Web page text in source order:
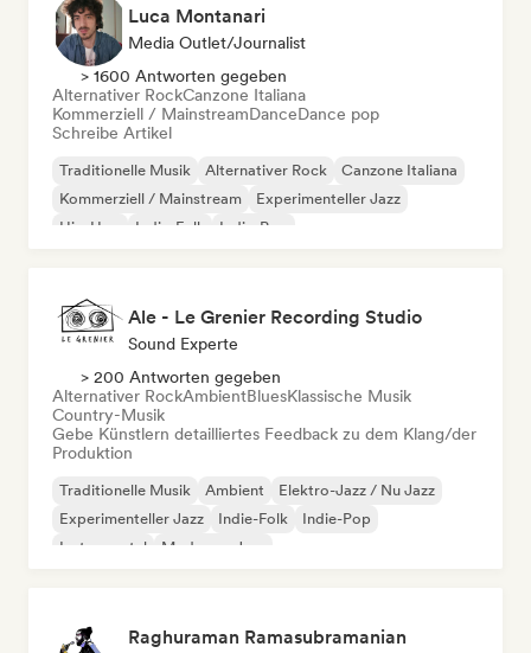
Luca Montanari
Media Outlet/Journalist
> 1600 Antworten gegeben
Alternativer RockCanzone Italiana
Kommerziell / MainstreamDanceDance pop
Schreibe Artikel
Traditionelle Musik Alternativer Rock
Canzone Italiana
Kommerziell / Mainstream
Experimenteller Jazz
Hip-Hop
Indie-Folk Indie-Pop
Ale - Le Grenier Recording Studio
Sound Experte
> 200 Antworten gegeben
Alternativer RockAmbientBluesKlassische Musik
Country-Musik
Gebe Künstlern detailliertes Feedback zu dem Klang/der
Produktion
Traditionelle Musik Ambient
Elektro-Jazz / Nu Jazz
Experimenteller Jazz
Indie-Folk
Indie-Pop
Instrumental
Moderner Jazz
Raghuraman Ramasubramanian